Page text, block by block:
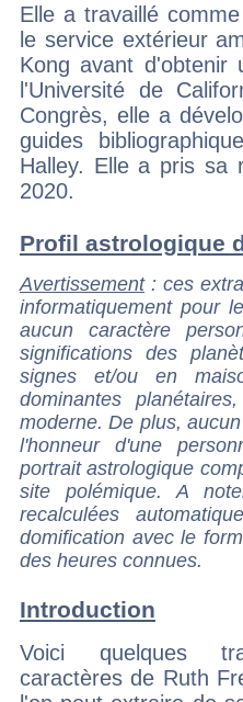
Elle a travaillé
le service extérieur
Kong avant d'obtenir
l'Université de
Congrès, elle a
guides
Halley. Elle a pris sa
2020.
Profil astrologique
Avertissement: ces
informatiquement pour
aucun caractère
significations des
signes et/ou en
dominantes
moderne. De plus,
l'honneur d'une
portrait astrologique
site polémique. A
recalculées
domification avec le
des heures connues.
Introduction
Voici quelques
caractères de Ruth